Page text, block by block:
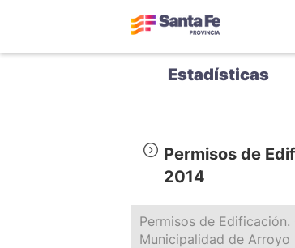
Estadísticas
Permisos de
2014
Permisos de
Municipalidad de Arroyo